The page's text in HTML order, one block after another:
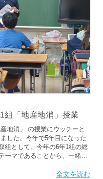
組「地産地消」授業
地消」 の授業にウッチーと
した。今年で5年目になった
組として、今年の6年1組の総
ーマであることから、一緒に
の「地産地消」の取組を活か
全文を読む